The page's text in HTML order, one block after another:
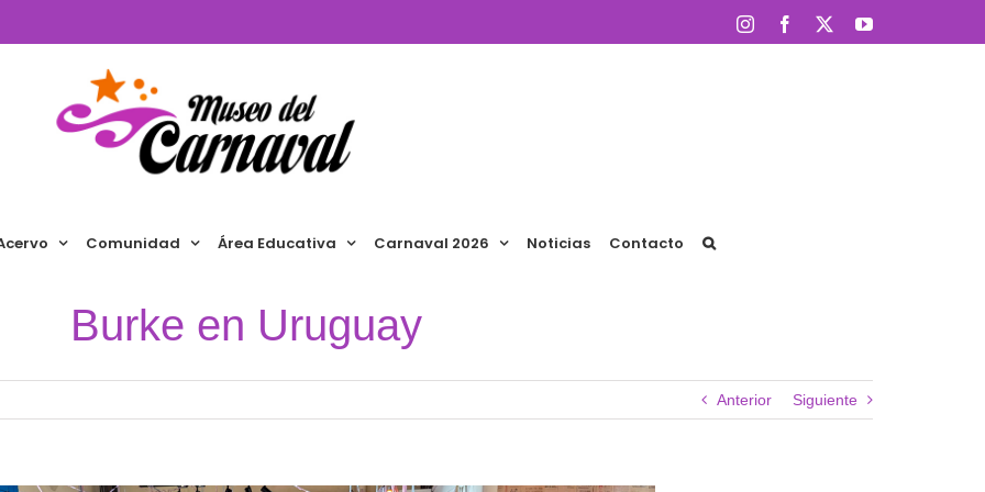
InstagramFacebook YouTube
Comunidad Área Educativa Carnaval 2026 Noticias Contacto
Burke en Uruguay
Anterior Siguiente